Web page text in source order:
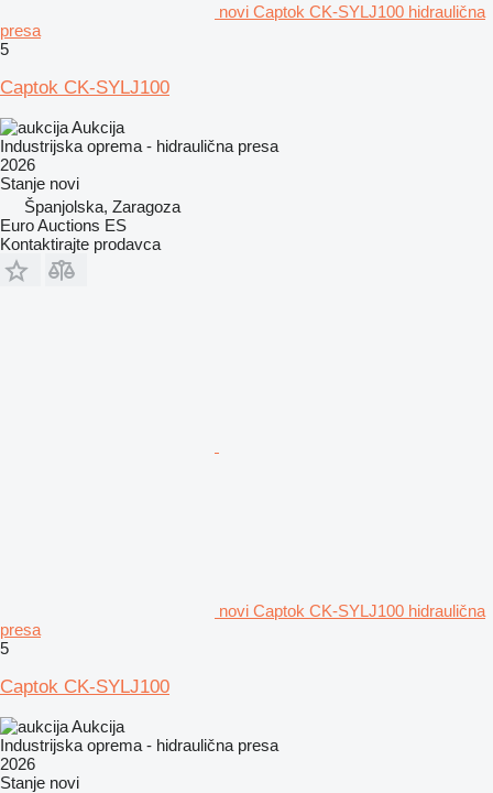
novi Captok CK-SYLJ100 hidraulična
presa
5
Captok CK-SYLJ100
Aukcija
Industrijska oprema - hidraulična presa
2026
Stanje novi
Španjolska, Zaragoza
Euro Auctions ES
Kontaktirajte prodavca
novi Captok CK-SYLJ100 hidraulična
presa
5
Captok CK-SYLJ100
Aukcija
Industrijska oprema - hidraulična presa
2026
Stanje novi